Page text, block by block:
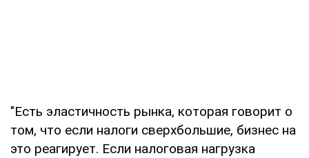
"Есть эластичность рынка, которая говорит о
том, что если налоги сверхбольшие, бизнес на
это реагирует. Если налоговая нагрузка